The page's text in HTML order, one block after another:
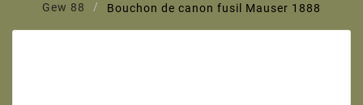
Gew 88
Bouchon de canon fusil Mauser 1888